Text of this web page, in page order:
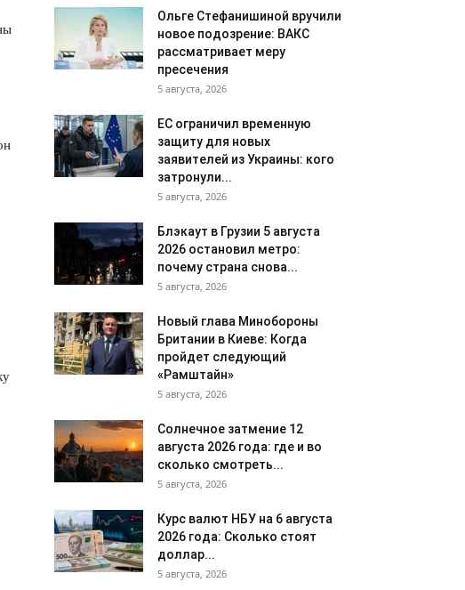
Ольге Стефанишиной вручили
новое подозрение: ВАКС
рассматривает меру
пресечения
5 августа, 2026
ЕС ограничил временную
защиту для новых
заявителей из Украины: кого
затронули...
5 августа, 2026
Блэкаут в Грузии 5 августа
2026 остановил метро:
почему страна снова...
5 августа, 2026
Новый глава Минобороны
Британии в Киеве: Когда
пройдет следующий
«Рамштайн»
5 августа, 2026
Солнечное затмение 12
августа 2026 года: где и во
сколько смотреть...
5 августа, 2026
Курс валют НБУ на 6 августа
2026 года: Сколько стоят
доллар...
5 августа, 2026